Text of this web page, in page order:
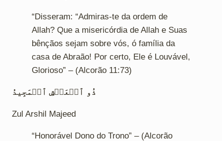
“Disseram: “Admiras-te da ordem de
Allah? Que a misericórdia de Allah e Suas
bênçãos sejam sobre vós, ó família da
casa de Abraão! Por certo, Ele é Louvável,
Glorioso” – (Alcorão 11:73)
ذُو ٱلۡعَرۡشِ ٱلۡمَجِيدُ
Zul Arshil Majeed
“Honorável Dono do Trono” – (Alcorão